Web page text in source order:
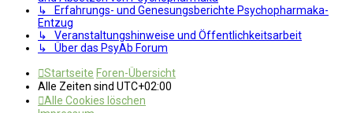
↳ Erfahrungs- und Genesungsberichte Psychopharmaka-
Entzug
↳ Veranstaltungshinweise und Öffentlichkeitsarbeit
↳ Über das PsyAb Forum
Startseite Foren-Übersicht
Alle Zeiten sind UTC+02:00
Alle Cookies löschen